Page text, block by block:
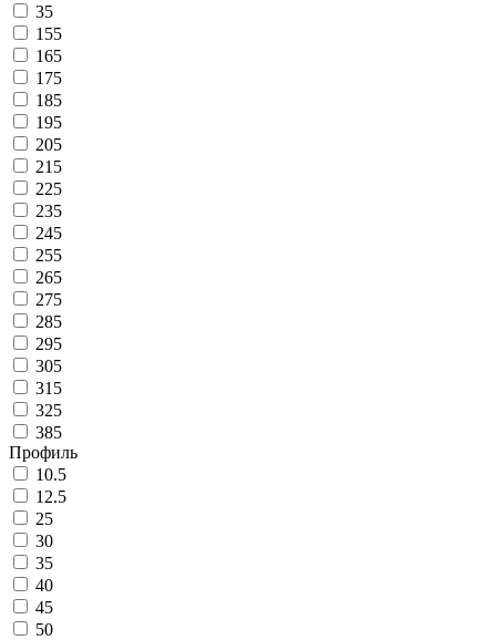
35
155
165
175
185
195
205
215
225
235
245
255
265
275
285
295
305
315
325
385
Профиль
10.5
12.5
25
30
35
40
45
50